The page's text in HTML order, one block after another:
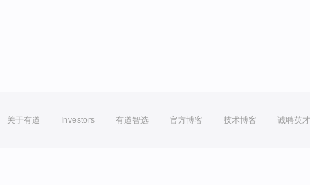
关于有道 Investors 有道智选 官方博客 技术博客 诚聘英才